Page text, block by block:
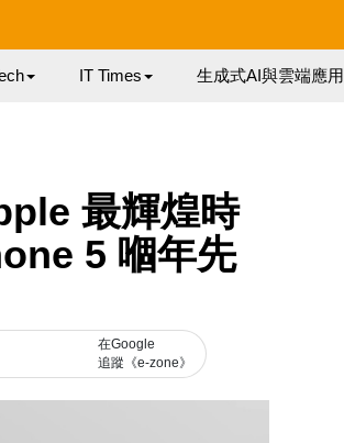
IT Times 生成式AI與雲端應用
最輝煌時
5 嗰年先
在Google
追蹤《e-zone》